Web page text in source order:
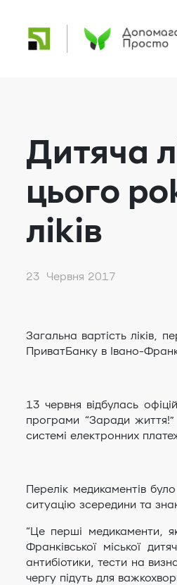
Дитяча
цього
ліків
23 Червня 2017
Загальна вартість ліків,
ПриватБанку в Івано-
13 червня відбулась
програми “Заради
системі електронних
Перелік медикаментів
ситуацію зсередини та
“Це перші медикаменти,
Франківської міської
антибіотики, тести на
чергу підуть для